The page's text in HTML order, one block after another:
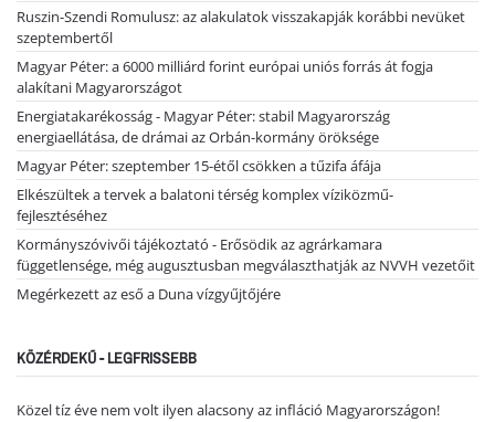
Ruszin-Szendi Romulusz: az alakulatok visszakapják korábbi nevüket
szeptembertől
Magyar Péter: a 6000 milliárd forint európai uniós forrás át fogja
alakítani Magyarországot
Energiatakarékosság - Magyar Péter: stabil Magyarország
energiaellátása, de drámai az Orbán-kormány öröksége
Magyar Péter: szeptember 15-étől csökken a tűzifa áfája
Elkészültek a tervek a balatoni térség komplex víziközmű-
fejlesztéséhez
Kormányszóvivői tájékoztató - Erősödik az agrárkamara
függetlensége, még augusztusban megválaszthatják az NVVH vezetőit
Megérkezett az eső a Duna vízgyűjtőjére
KÖZÉRDEKŰ - LEGFRISSEBB
Közel tíz éve nem volt ilyen alacsony az infláció Magyarországon!